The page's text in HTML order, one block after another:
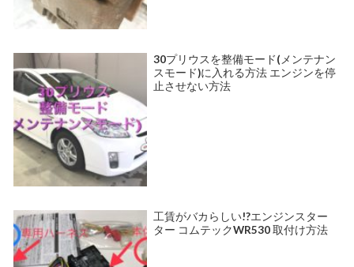
30プリウスを整備モード(メンテナン
スモード)に入れる方法 エンジンを停
止させない方法
工賃がバカらしい!?エンジンスター
ター コムテックWR530 取付け方法